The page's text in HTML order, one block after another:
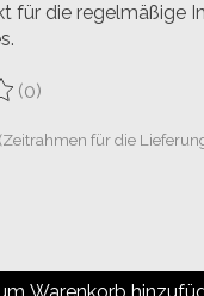
für die regelmäßige
Produkts ist
(0)
(Zeitrahmen für die